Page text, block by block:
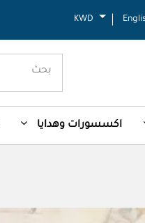
KWD
اكسسورات وهدايا